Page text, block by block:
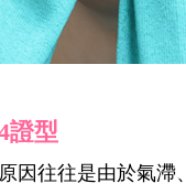
證型
因往往是由於氣滯